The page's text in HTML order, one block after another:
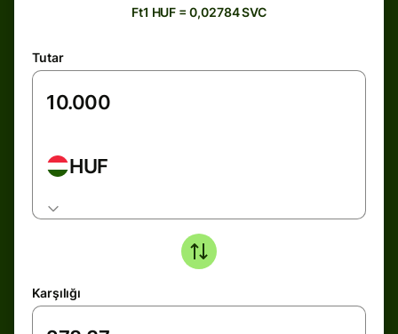
Ft1 HUF = 0,02784 SVC
Tutar
HUF
Karşılığı